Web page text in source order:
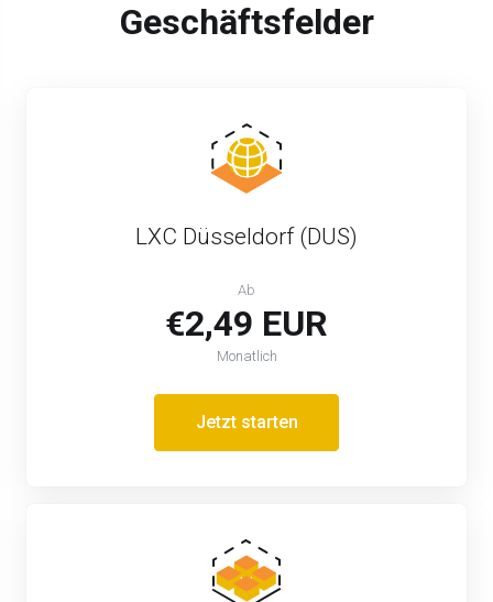
Geschäftsfelder
LXC Düsseldorf (DUS)
Ab
€2,49 EUR
Monatlich
Jetzt starten